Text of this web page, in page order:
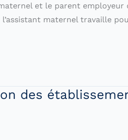
et le parent employeur
maternel travaille
des